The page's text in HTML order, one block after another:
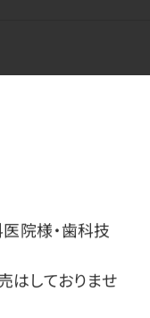
医院様・歯科技
はしておりませ